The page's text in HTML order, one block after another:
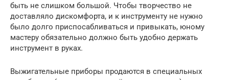
быть не слишком большой. Чтобы творчество не
доставляло дискомфорта, и к инструменту не нужно
было долго приспосабливаться и привыкать, юному
мастеру обязательно должно быть удобно держать
инструмент в руках.
Выжигательные приборы продаются в специальных